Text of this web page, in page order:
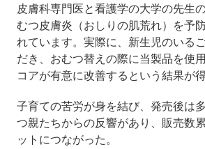
皮膚科専門医と看護学の大学の先生
むつ皮膚炎（おしりの肌荒れ）を予
れています。実際に、新生児のいる
だき、おむつ替えの際に当製品を使
コアが有意に改善するという結果が
子育ての苦労が身を結び、発売後は
つ親たちからの反響があり、販売数
ットにつながった。